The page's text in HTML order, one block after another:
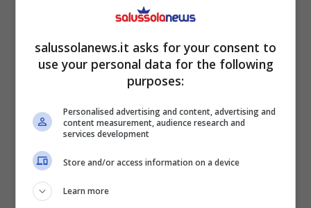
professionista come tante – salussolanews.it
Lavoro precario, salari bassi e uno stile di vita
caotico sono solo alcune delle condizioni
attuali. Senza contare la fuga di cervelli che
salussolanews.it asks for your consent to
use your personal data for the following
purposes:
Personalised advertising and content, advertising and
content measurement, audience research and
services development
Store and/or access information on a device
Learn more